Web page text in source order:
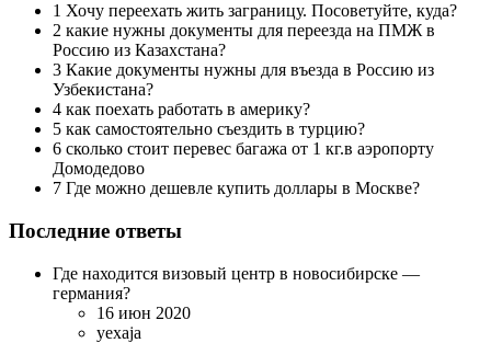
1 Хочу переехать жить заграницу. Посоветуйте, куда?
2 какие нужны документы для переезда на ПМЖ в
Россию из Казахстана?
3 Какие документы нужны для въезда в Россию из
Узбекистана?
4 как поехать работать в америку?
5 как самостоятельно съездить в турцию?
6 сколько стоит перевес багажа от 1 кг.в аэропорту
Домодедово
7 Где можно дешевле купить доллары в Москве?
Последние ответы
Где находится визовый центр в новосибирске —
германия?
16 июн 2020
yexaja